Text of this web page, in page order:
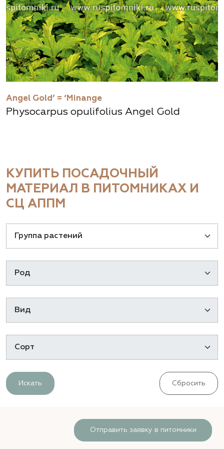
Angel Gold’ = ‘Minange
Physocarpus opulifolius Angel Gold
КУПИТЬ ПОСАДОЧНЫЙ
МАТЕРИАЛ В ПИТОМНИКАХ И
СЦ АППМ
Искать Сбросить
Отправить заявку в питомники